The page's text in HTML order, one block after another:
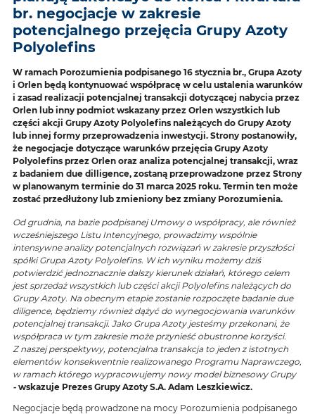
br. negocjacje w zakresie
potencjalnego przejęcia Grupy Azoty
Polyolefins
W ramach Porozumienia podpisanego 16 stycznia br., Grupa Azoty
i Orlen będą kontynuować współpracę w celu ustalenia warunków
i zasad realizacji potencjalnej transakcji dotyczącej nabycia przez
Orlen lub inny podmiot wskazany przez Orlen wszystkich lub
części akcji Grupy Azoty Polyolefins należących do Grupy Azoty
lub innej formy przeprowadzenia inwestycji. Strony postanowiły,
że negocjacje dotyczące warunków przejęcia Grupy Azoty
Polyolefins przez Orlen oraz analiza potencjalnej transakcji, wraz
z badaniem due dilligence, zostaną przeprowadzone przez Strony
w planowanym terminie do 31 marca 2025 roku. Termin ten może
zostać przedłużony lub zmieniony bez zmiany Porozumienia.
Od grudnia, na bazie podpisanej Umowy o współpracy, ale również
wcześniejszego Listu Intencyjnego, prowadzimy wspólnie
intensywne analizy potencjalnych rozwiązań w zakresie przyszłości
spółki Grupa Azoty Polyolefins. W ich wyniku możemy dziś
potwierdzić jednoznacznie dalszy kierunek działań, którego celem
jest sprzedaż wszystkich lub części akcji Polyolefins należących do
Grupy Azoty. Na obecnym etapie zostanie rozpoczęte badanie due
diligence, będziemy również dążyć do wynegocjowania warunków
potencjalnej transakcji. Jako Grupa Azoty jesteśmy przekonani, że
współpraca w tym zakresie może przynieść obustronne korzyści.
Z naszej perspektywy, potencjalna transakcja to jeden z istotnych
elementów konsekwentnie realizowanego Programu Naprawczego,
w ramach którego wypracowujemy nowy model biznesowy Grupy
- wskazuje Prezes Grupy Azoty S.A. Adam Leszkiewicz.
Negocjacje będą prowadzone na mocy Porozumienia podpisanego